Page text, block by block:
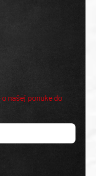
našej ponuke do